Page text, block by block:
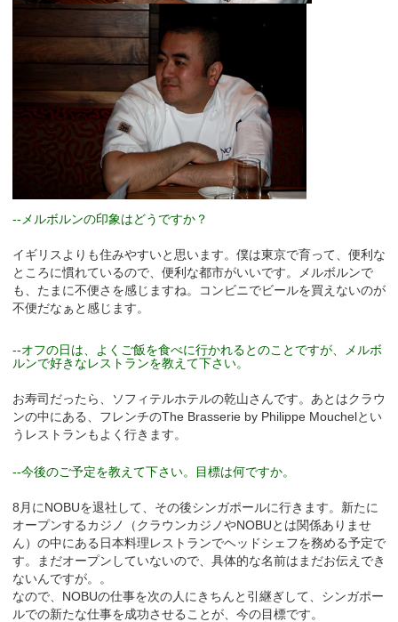
--メルボルンの印象はどうですか？
イギリスよりも住みやすいと思います。僕は東京で育って、便利な
ところに慣れているので、便利な都市がいいです。メルボルンで
も、たまに不便さを感じますね。コンビニでビールを買えないのが
不便だなぁと感じます。
--オフの日は、よくご飯を食べに行かれるとのことですが、メルボ
ルンで好きなレストランを教えて下さい。
お寿司だったら、ソフィテルホテルの乾山さんです。あとはクラウ
ンの中にある、フレンチのThe Brasserie by Philippe Mouchelとい
うレストランもよく行きます。
--今後のご予定を教えて下さい。目標は何ですか。
8月にNOBUを退社して、その後シンガポールに行きます。新たに
オープンするカジノ（クラウンカジノやNOBUとは関係ありませ
ん）の中にある日本料理レストランでヘッドシェフを務める予定で
す。まだオープンしていないので、具体的な名前はまだお伝えでき
ないんですが。。
なので、NOBUの仕事を次の人にきちんと引継ぎして、シンガポー
ルでの新たな仕事を成功させることが、今の目標です。